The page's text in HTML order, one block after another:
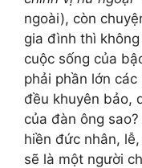
ngoài), còn
gia đình thì
cuộc sống của
phải phần lớn
đều khuyên bảo,
của đàn ông
hiền đức nhân,
sẽ là một người